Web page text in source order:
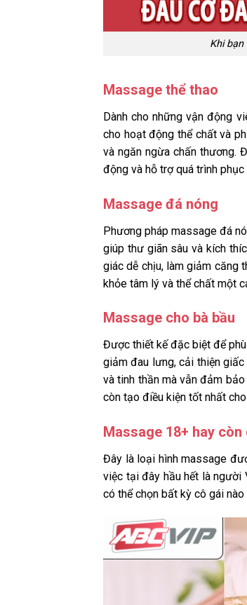
Khi
Massage thể thao
Dành cho những vận động
cho hoạt động thể chất và
và ngăn ngừa chấn thương.
động và hỗ trợ quá trình
Massage đá nóng
Phương pháp massage đá
giúp thư giãn sâu và kích
giác dễ chịu, làm giảm căng
khỏe tâm lý và thể chất một
Massage cho bà bầu
Được thiết kế đặc biệt để
giảm đau lưng, cải thiện
và tinh thần mà vẫn đảm
còn tạo điều kiện tốt nhất
Massage 18+ hay còn
Đây là loại hình massage
việc tại đây hầu hết là người
có thể chọn bất kỳ cô gái nào